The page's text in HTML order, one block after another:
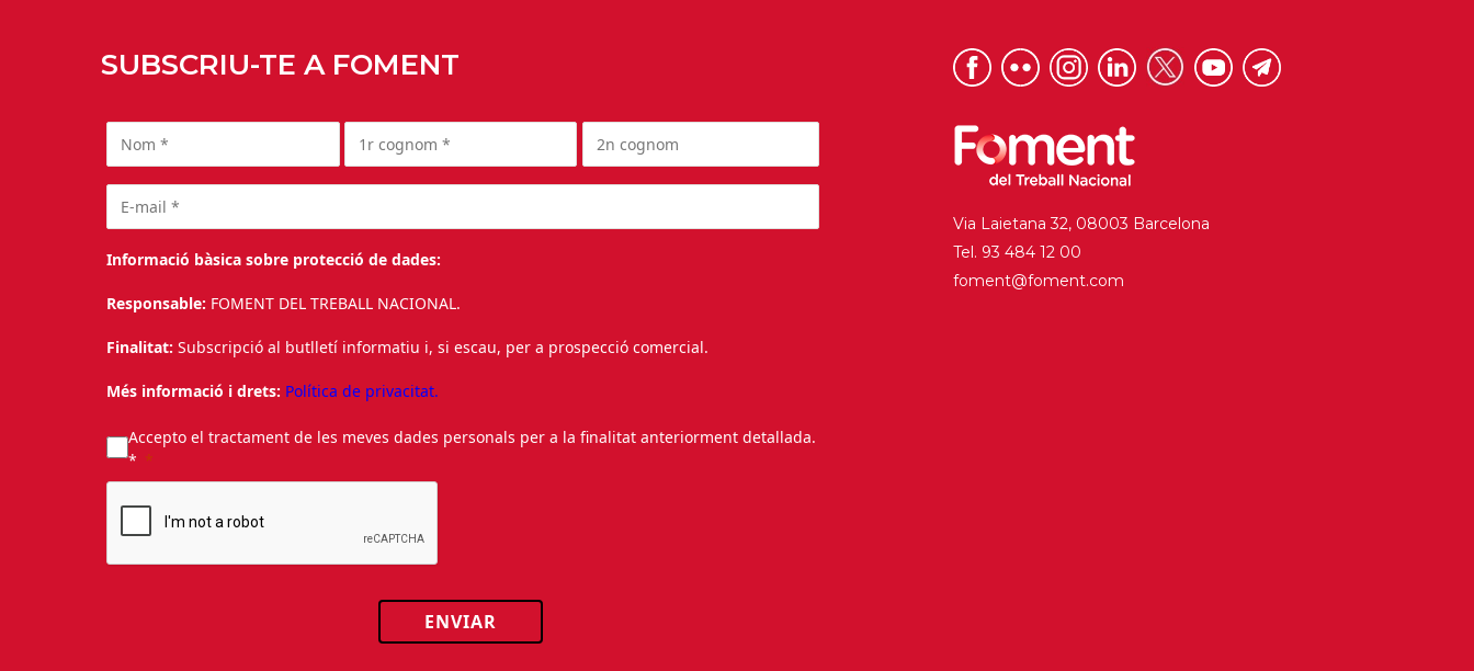
SUBSCRIU-TE A FOMENT
Informació bàsica sobre protecció de dades:
Responsable: FOMENT DEL TREBALL NACIONAL.
Finalitat: Subscripció al butlletí informatiu i, si escau, per a prospecció comercial.
Més informació i drets: Política de privacitat.
Accepto el tractament de les meves dades personals per a la finalitat anteriorment detallada.
*
ENVIAR
Via Laietana 32, 08003 Barcelona
Tel. 93 484 12 00
foment@foment.com